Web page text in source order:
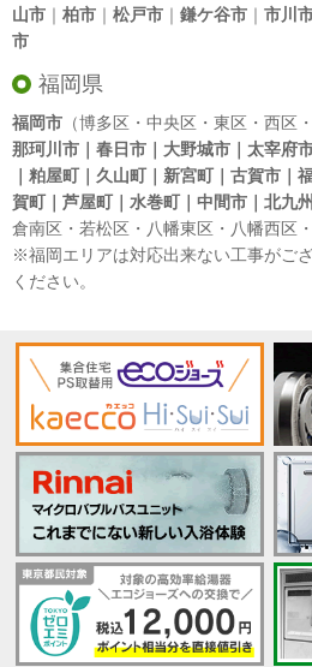
山市 ｜ 柏市 ｜ 松戸市 ｜ 鎌ケ谷市 ｜ 市川
市
福岡県
福岡市 （博多区・中央区・東区・西区
那珂川市｜春日市｜大野城市｜太宰府
｜粕屋町｜久山町｜新宮町｜古賀市｜
賀町｜芦屋町｜水巻町｜中間市｜北九
倉南区・若松区・八幡東区・八幡西区・
※福岡エリアは対応出来ない工事がござ
ください。